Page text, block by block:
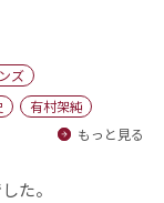
ズ
有村架純
もっと見る
た。